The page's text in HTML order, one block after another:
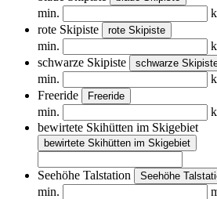
min.
rote Skipiste
rote Skipiste
min.
schwarze Skipiste
schwarze
min.
Freeride
Freeride
min.
bewirtete Skihütten im Skigebiet
bewirtete Skihütten im Skigebiet
Seehöhe Talstation Seehöhe
min.